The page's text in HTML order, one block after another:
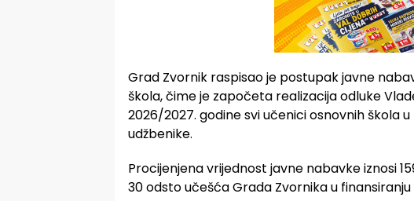
Grad Zvornik raspisao je postupak javne
škola, čime je započeta realizacija odluke
2026/2027. godine svi učenici osnovnih škola
udžbenike.
Procijenjena vrijednost javne nabavke iznosi
30 odsto učešća Grada Zvornika u